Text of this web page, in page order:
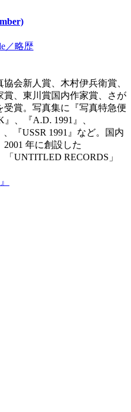
／略歴
会新人賞、木村伊兵衛賞、
、東川賞国内作家賞、さが
賞。写真集に『写真特急便
、『A.D. 1991』、
、『USSR 1991』など。国内
年に創設した
「UNTITLED RECORDS」